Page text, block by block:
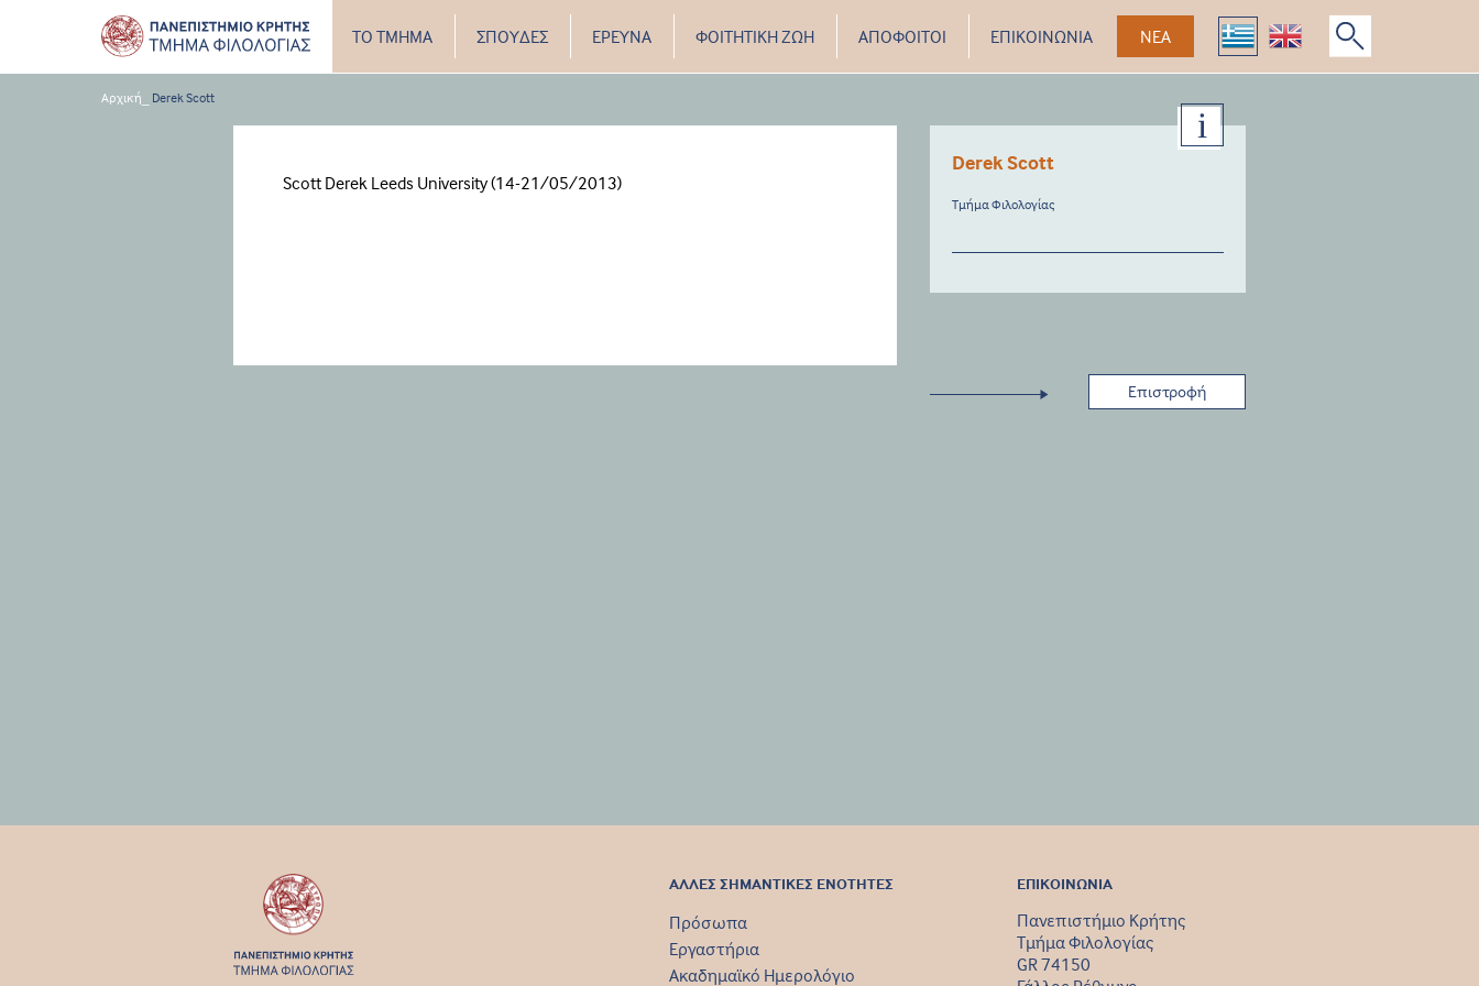
ΤΟ ΤΜΗΜΑ ΣΠΟΥΔΕΣ ΕΡΕΥΝΑ ΦΟΙΤΗΤΙΚΗ ΖΩΗ ΑΠΟΦΟΙΤΟΙ ΕΠΙΚΟΙΝΩΝΙΑ ΝΕΑ
Αρχική Derek Scott
Scott Derek Leeds University (14-21/05/2013)
Derek Scott
Τμήμα Φιλολογίας
Επιστροφή
ΑΛΛΕΣ ΣΗΜΑΝΤΙΚΕΣ ΕΝΟΤΗΤΕΣ
Πρόσωπα
Εργαστήρια
Ακαδημαϊκό Ημερολόγιο
ΕΠΙΚΟΙΝΩΝΙΑ
Πανεπιστήμιο Κρήτης
Τμήμα Φιλολογίας
GR 74150